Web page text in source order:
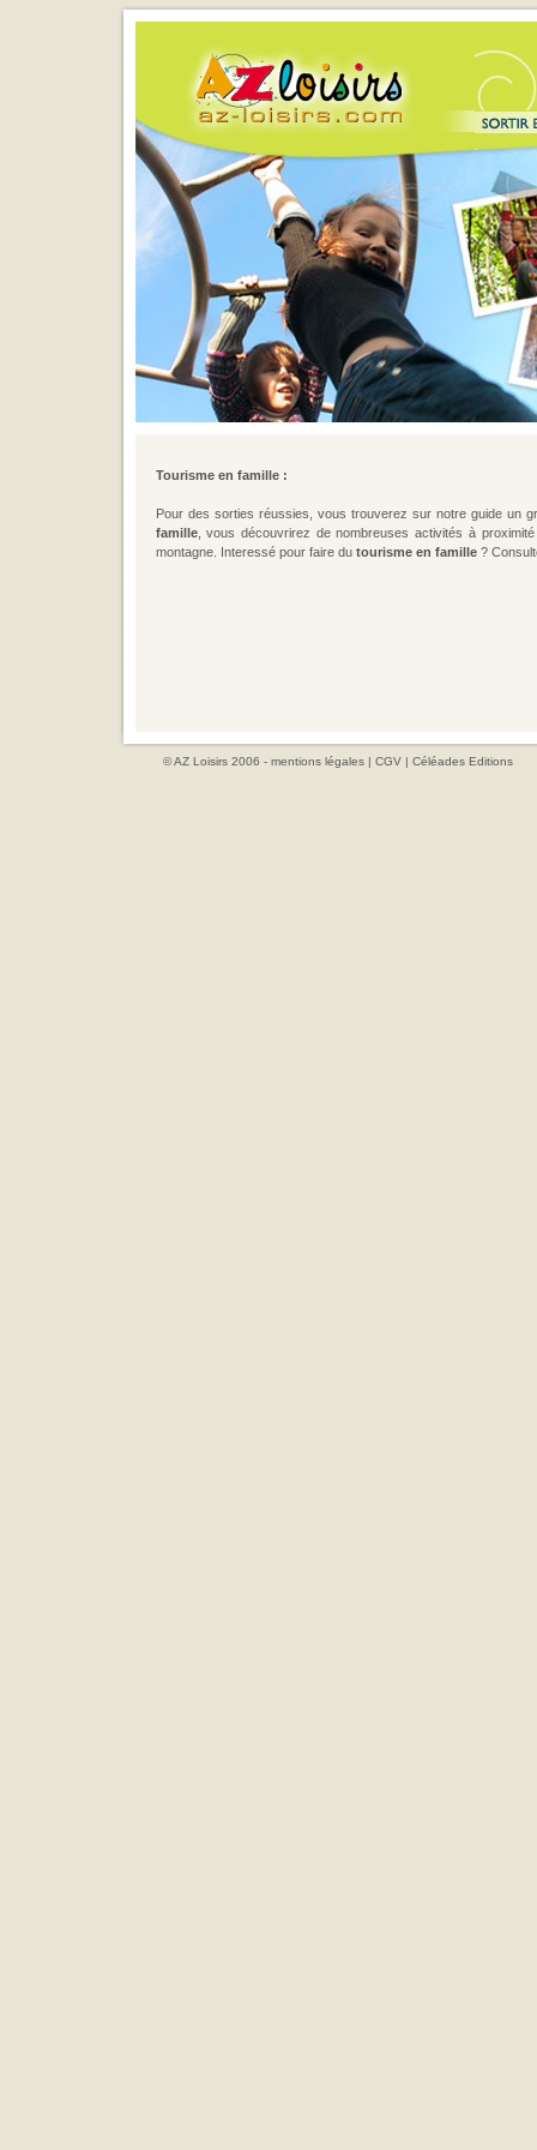
Tourisme en famille :
Pour des sorties réussies, vous trouverez sur notre guide un
famille, vous découvrirez de nombreuses activités à
montagne. Interessé pour faire du tourisme en famille?
© AZ Loisirs 2006 - mentions légales| CGV| Céléades Editions